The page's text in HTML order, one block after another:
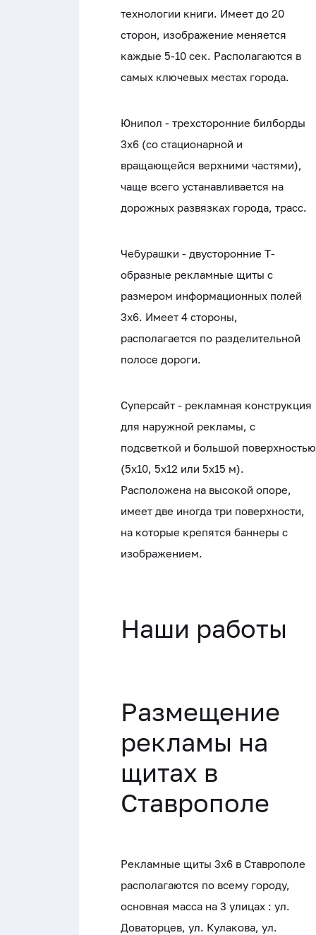
технологии книги. Имеет до 20
сторон, изображение меняется
каждые 5-10 сек. Располагаются в
самых ключевых местах города.
Юнипол - трехсторонние билборды
3x6 (со стационарной и
вращающейся верхними частями),
чаще всего устанавливается на
дорожных развязках города, трасс.
Чебурашки - двусторонние Т-
образные рекламные щиты с
размером информационных полей
3x6. Имеет 4 стороны,
располагается по разделительной
полосе дороги.
Суперсайт - рекламная конструкция
для наружной рекламы, с
подсветкой и большой поверхностью
(5x10, 5x12 или 5x15 м).
Расположена на высокой опоре,
имеет две иногда три поверхности,
на которые крепятся баннеры с
изображением.
Наши работы
Размещение
рекламы на
щитах в
Ставрополе
Рекламные щиты 3x6 в Ставрополе
располагаются по всему городу,
основная масса на 3 улицах : ул.
Доваторцев, ул. Кулакова, ул.